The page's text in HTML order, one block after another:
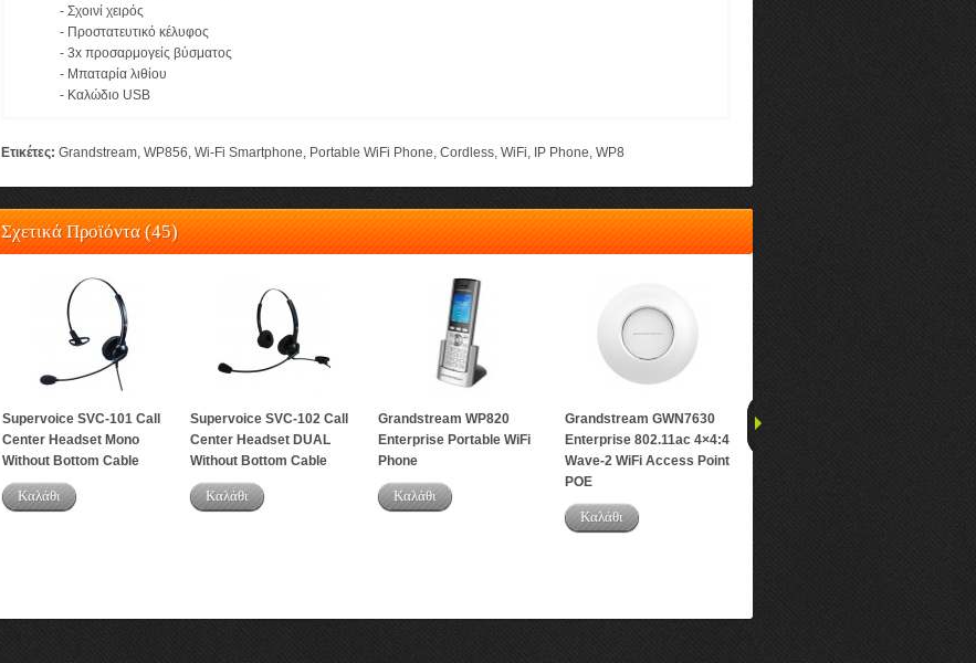
- Σχοινί χειρός
- Προστατευτικό κέλυφος
- 3x προσαρμογείς βύσματος
- Μπαταρία λιθίου
- Καλώδιο USB
Ετικέτες: Grandstream, WP856, Wi-Fi Smartphone, Portable WiFi Phone, Cordless, WiFi, IP Phone, WP8
Σχετικά Προϊόντα (45)
Supervoice SVC-101 Call
Center Headset Mono
Without Bottom Cable
Καλάθι
Supervoice SVC-102 Call
Center Headset DUAL
Without Bottom Cable
Καλάθι
Grandstream WP820
Enterprise Portable WiFi
Phone
Καλάθι
Grandstream GWN7630
Enterprise 802.11ac 4×4:4
Wave-2 WiFi Access Point
POE
Καλάθι
Grandstream
GWN7630LR High